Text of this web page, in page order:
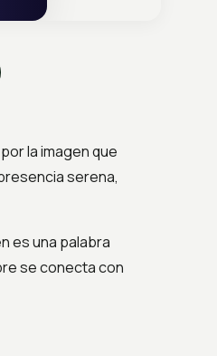
la imagen que
serena,
es una palabra
se conecta con